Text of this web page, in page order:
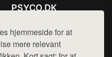
hjemmeside for at
mere relevant
PSYCO.DK
Mail: hej@want.dk